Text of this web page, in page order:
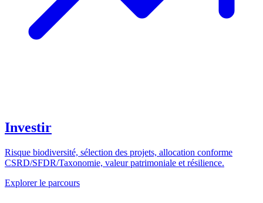
Investir
Risque biodiversité, sélection des projets, allocation conforme
CSRD/SFDR/Taxonomie, valeur patrimoniale et résilience.
Explorer le parcours